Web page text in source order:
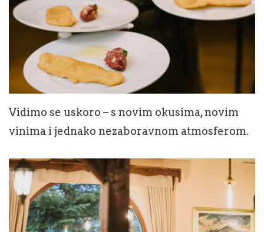
Vidimo se uskoro – s novim okusima, novim
vinima i jednako nezaboravnom atmosferom.